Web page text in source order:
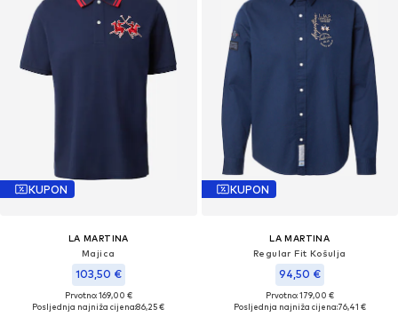
KUPON
LA MARTINA
Majica
103,50 €
Prvotno: 169,00 €
Posljednja najniža cijena:86,25 €
KUPON
LA MARTINA
Regular Fit Košulja
94,50 €
Prvotno: 179,00 €
Posljednja najniža cijena:76,41 €